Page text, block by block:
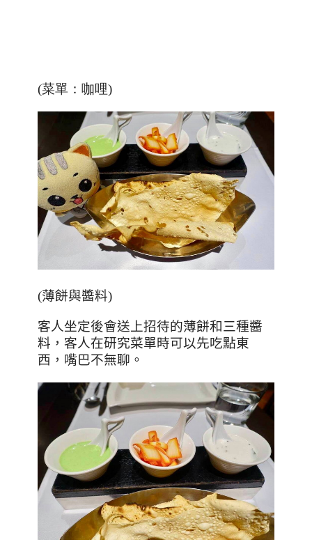
(菜單：咖哩)
(薄餅與醬料)
客人坐定後會送上招待的薄餅和三種醬
料，客人在研究菜單時可以先吃點東
西，嘴巴不無聊。